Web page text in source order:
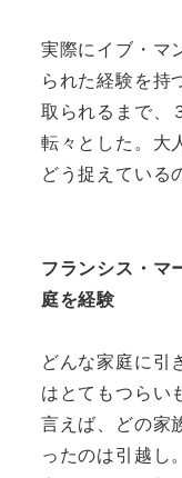
実際にイブ・マ
られた経験を持
取られるまで、
転々とした。大
どう捉えている
フランシス・マ
庭を経験
どんな家庭に引
はとてもつらい
言えば、どの家
ったのは引越し